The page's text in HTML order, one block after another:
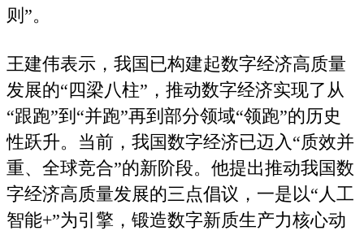
则”。
王建伟表示，我国已构建起数字经济高质量
发展的“四梁八柱”，推动数字经济实现了从
“跟跑”到“并跑”再到部分领域“领跑”的历史
性跃升。当前，我国数字经济已迈入“质效并
重、全球竞合”的新阶段。他提出推动我国数
字经济高质量发展的三点倡议，一是以“人工
智能+”为引擎，锻造数字新质生产力核心动